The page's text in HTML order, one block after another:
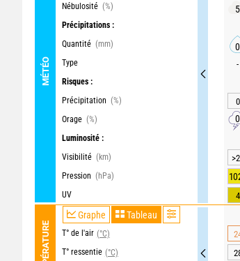
MÉTÉO
Nébulosité (%)
Précipitations :
Quantité (mm)
Type
Risques :
Précipitation (%)
Orage (%)
Luminosité :
Visibilité (km)
Pression (hPa)
UV
Graphe Tableau
T° de l'air (°C)
T° ressentie (°C)
5
0
-
0
0
4